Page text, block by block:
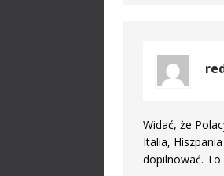
Widać, że
Italia,
dopilnować.